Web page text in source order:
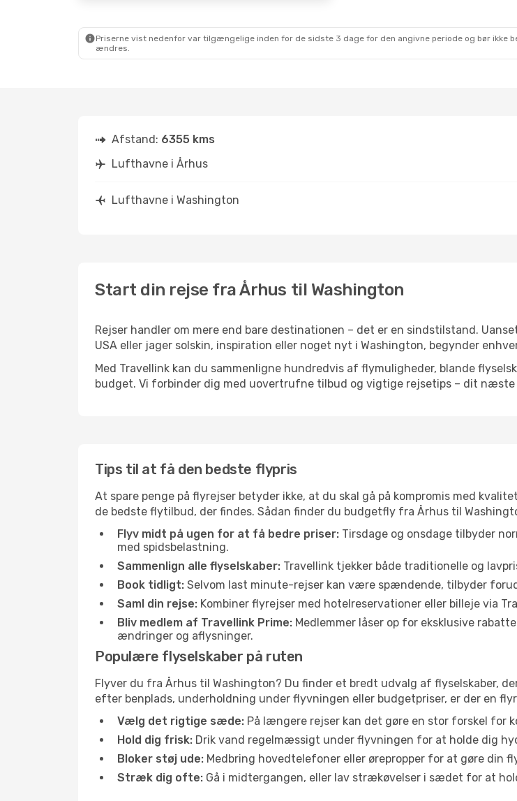
WAS
- AAR
Priserne vist nedenfor var tilgængelige inden for de sidste 3 dage for den angivne periode og bør
ændres.
Afstand: 6355 kms
Lufthavne i Århus
Lufthavne i Washington
Start din rejse fra Århus til Washington
Rejser handler om mere end bare destinationen – det er en sindstilstand.
USA eller jager solskin, inspiration eller noget nyt i Washington, begynder
Med Travellink kan du sammenligne hundredvis af flymuligheder, blande
budget. Vi forbinder dig med uovertrufne tilbud og vigtige rejsetips – dit
Tips til at få den bedste flypris
At spare penge på flyrejser betyder ikke, at du skal gå på kompromis med
de bedste flytilbud, der findes. Sådan finder du budgetfly fra Århus til
Flyv midt på ugen for at få bedre priser: Tirsdage og onsdage tilbyder
med spidsbelastning.
Sammenlign alle flyselskaber: Travellink tjekker både traditionelle og
Book tidligt: Selvom last minute-rejser kan være spændende, tilbyder
Saml din rejse: Kombiner flyrejser med hotelreservationer eller billeje via
Bliv medlem af Travellink Prime: Medlemmer låser op for eksklusive
ændringer og aflysninger.
Populære flyselskaber på ruten
Flyver du fra Århus til Washington? Du finder et bredt udvalg af flyselskaber,
efter benplads, underholdning under flyvningen eller budgetpriser, er der en
Vælg det rigtige sæde: På længere rejser kan det gøre en stor forskel for
Hold dig frisk: Drik vand regelmæssigt under flyvningen for at holde dig
Bloker støj ude: Medbring hovedtelefoner eller ørepropper for at gøre din
Stræk dig ofte: Gå i midtergangen, eller lav strækøvelser i sædet for at